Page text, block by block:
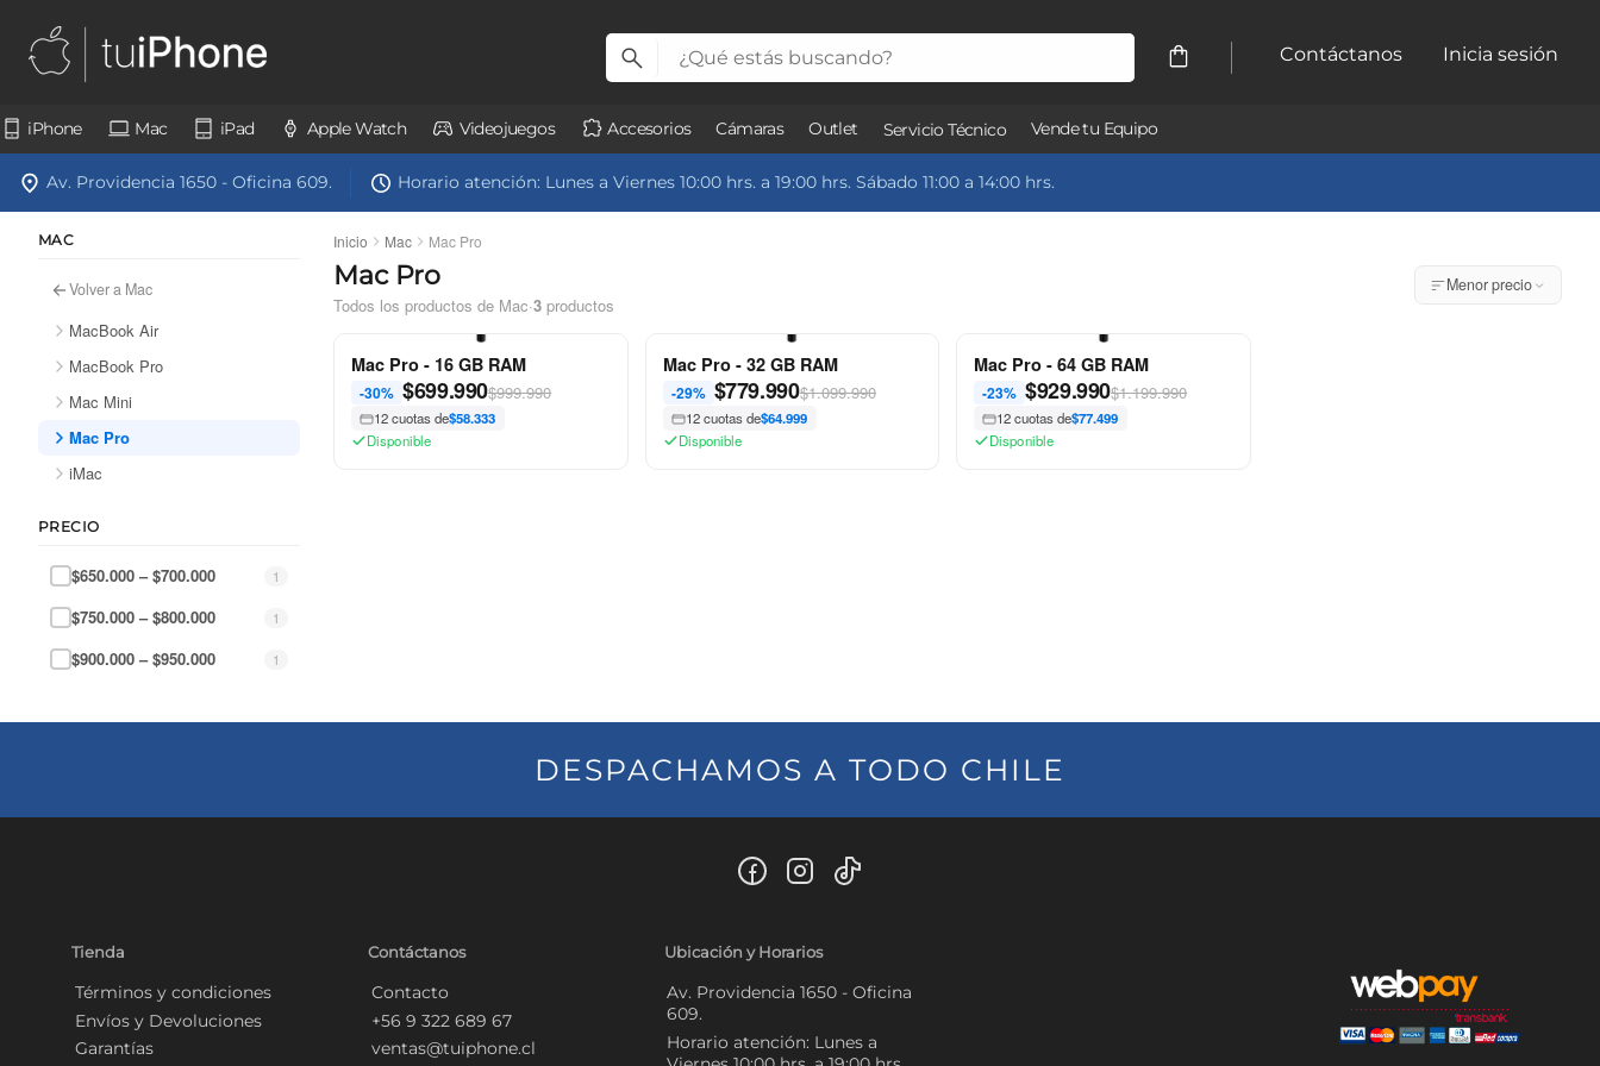
Contáctanos Inicia sesión
iPhone Mac iPad Apple Watch Videojuegos Accesorios Cámaras Outlet Servicio Técnico Vende tu Equipo
Av. Providencia 1650 - Oficina 609. Horario atención: Lunes a Viernes 10:00 hrs. a 19:00 hrs. Sábado 11:00 a 14:00 hrs.
MAC
Volver a Mac
MacBook Air
MacBook Pro
Mac Mini
Mac Pro
iMac
PRECIO
$650.000 – $700.000 1
$750.000 – $800.000 1
$900.000 – $950.000 1
Inicio Mac Mac Pro
Mac Pro
Todos los productos de Mac·3 productos
Menor precio
Mac Pro - 16 GB RAM
-30% $699.990$999.990
12 cuotas de$58.333
Disponible
Mac Pro - 32 GB RAM
-29% $779.990$1.099.990
12 cuotas de$64.999
Disponible
Mac Pro - 64 GB RAM
-23% $929.990$1.199.990
12 cuotas de$77.499
Disponible
DESPACHAMOS A TODO CHILE
Tienda
Términos y condiciones
Envíos y Devoluciones
Garantías
Contáctanos
Contacto
+56 9 322 689 67
ventas@tuiphone.cl
Ubicación y Horarios
Av. Providencia 1650 - Oficina
609.
Horario atención: Lunes a